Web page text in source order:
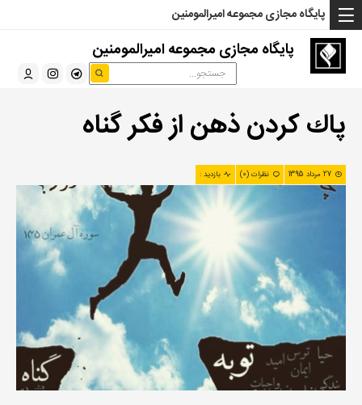
... Read more »" />
... Read more »" />... Read more »" />
پایگاه مجازی مجموعه امیرالمومنین
پایگاه مجازی مجموعه امیرالمومنین
پاك كردن ذهن از فكر گناه
27 مرداد 1395 نظرات (0) بازدید :